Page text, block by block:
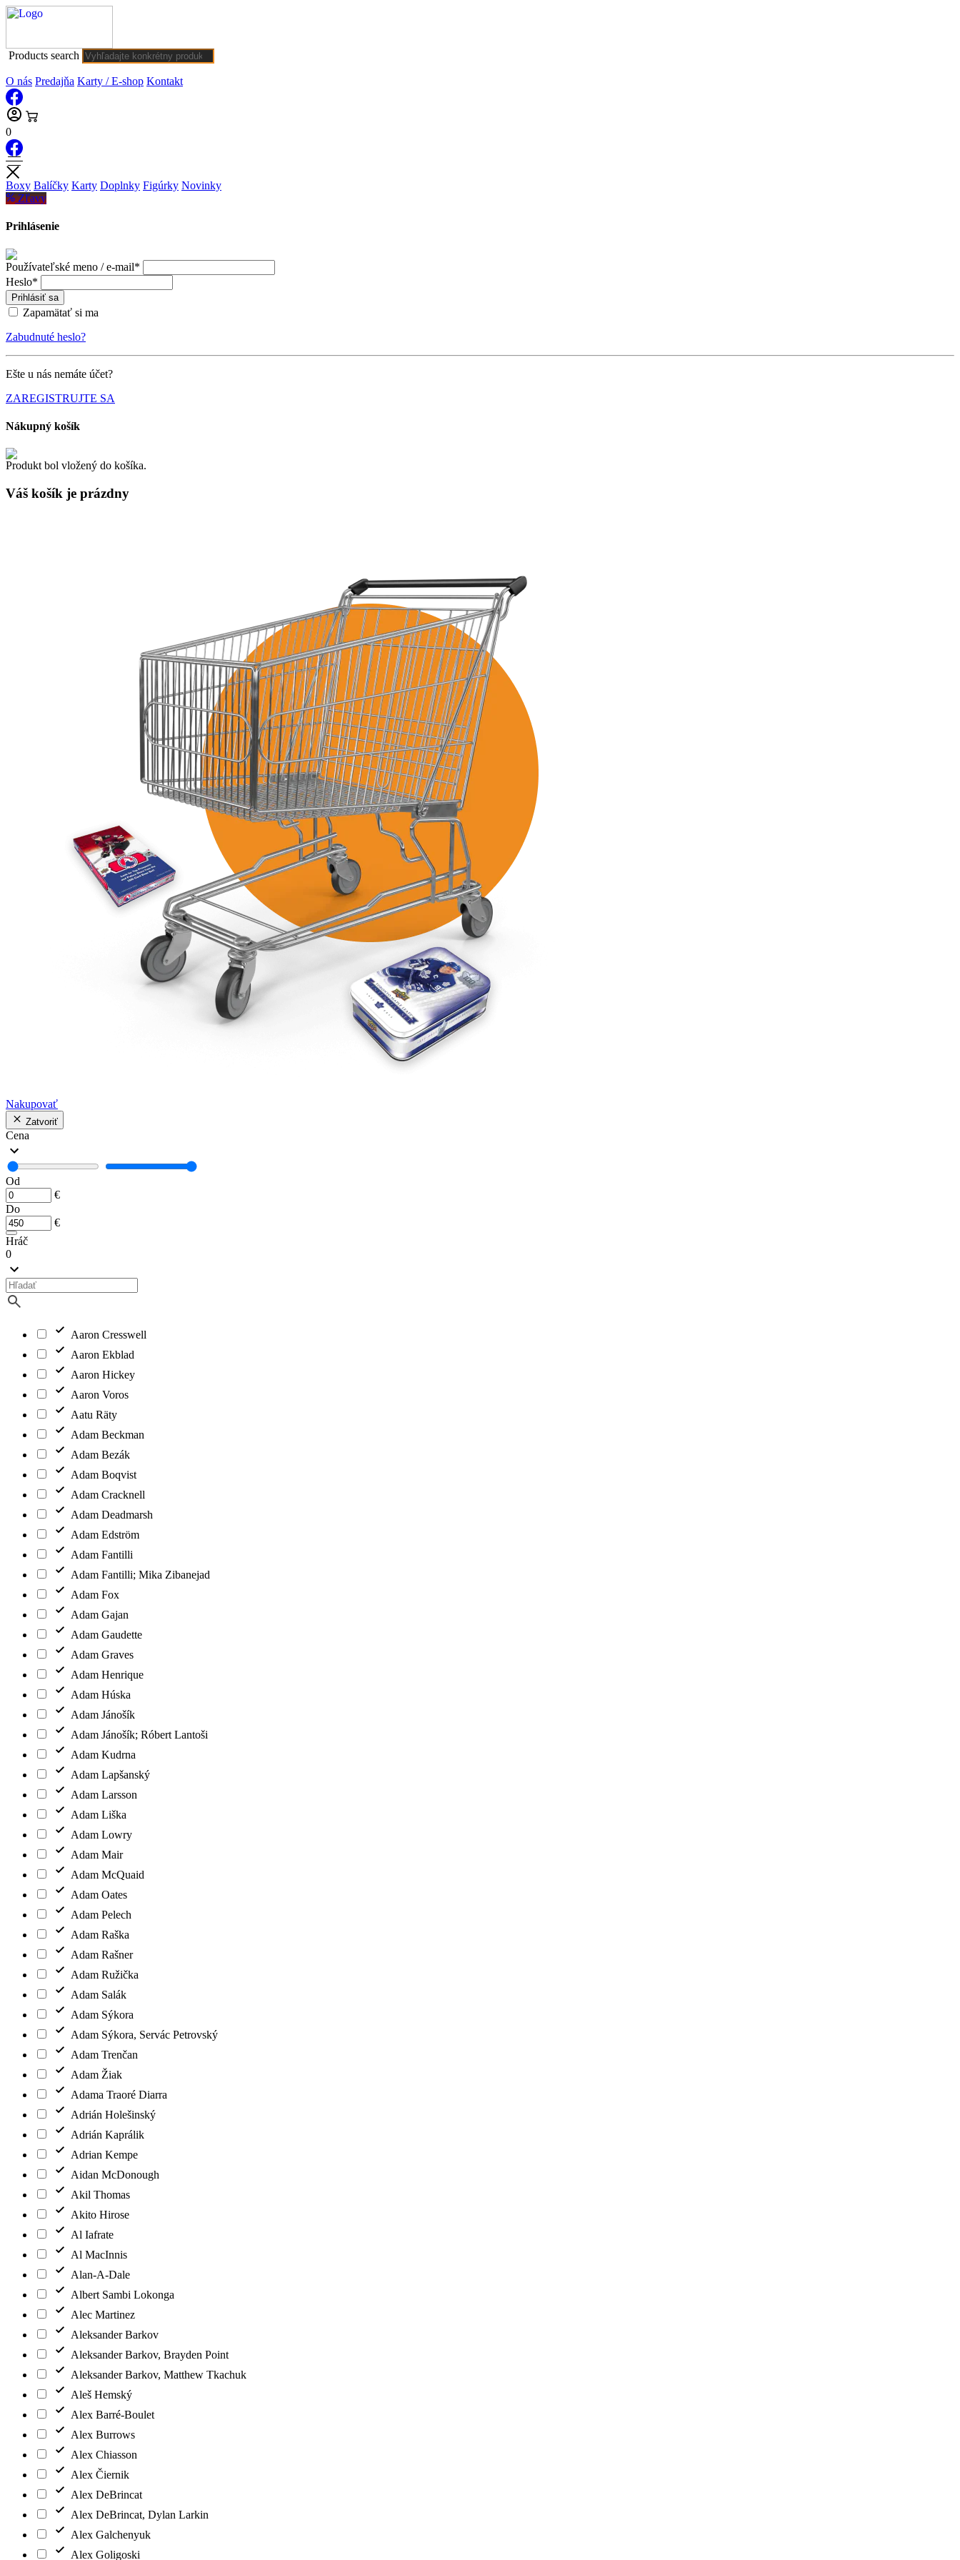
Products search
O nás Predajňa Karty / E-shop Kontakt
0
Boxy Balíčky Karty Doplnky Figúrky Novinky
Zľavy
Prihlásenie
Používateľské meno / e-mail*
Heslo*
Prihlásiť sa
Zapamätať si ma
Zabudnuté heslo?
Ešte u nás nemáte účet?
ZAREGISTRUJTE SA
Nákupný košík
Produkt bol vložený do košíka.
Váš košík je prázdny
Nakupovať
Zatvoriť
Cena
Od
€
Do
€
Hráč
0
Aaron Cresswell
Aaron Ekblad
Aaron Hickey
Aaron Voros
Aatu Räty
Adam Beckman
Adam Bezák
Adam Boqvist
Adam Cracknell
Adam Deadmarsh
Adam Edström
Adam Fantilli
Adam Fantilli; Mika Zibanejad
Adam Fox
Adam Gajan
Adam Gaudette
Adam Graves
Adam Henrique
Adam Húska
Adam Jánošík
Adam Jánošík; Róbert Lantoši
Adam Kudrna
Adam Lapšanský
Adam Larsson
Adam Liška
Adam Lowry
Adam Mair
Adam McQuaid
Adam Oates
Adam Pelech
Adam Raška
Adam Rašner
Adam Ružička
Adam Salák
Adam Sýkora
Adam Sýkora, Servác Petrovský
Adam Trenčan
Adam Žiak
Adama Traoré Diarra
Adrián Holešinský
Adrián Kaprálik
Adrian Kempe
Aidan McDonough
Akil Thomas
Akito Hirose
Al Iafrate
Al MacInnis
Alan-A-Dale
Albert Sambi Lokonga
Alec Martinez
Aleksander Barkov
Aleksander Barkov, Brayden Point
Aleksander Barkov, Matthew Tkachuk
Aleš Hemský
Alex Barré-Boulet
Alex Burrows
Alex Chiasson
Alex Čiernik
Alex DeBrincat
Alex DeBrincat, Dylan Larkin
Alex Galchenyuk
Alex Goligoski